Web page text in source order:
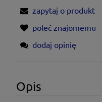
zapytaj o produkt
poleć znajomemu
dodaj opinię
Opis